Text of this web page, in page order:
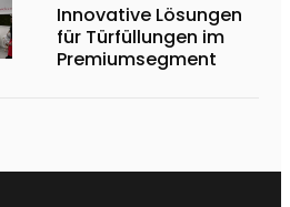
Innovative Lösungen
für Türfüllungen im
Premiumsegment